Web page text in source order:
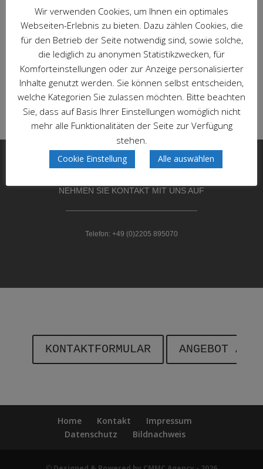
___________________________________________________________
___________________________________________________________
____________________
NEHMEN SIE KONTAKT MIT UNS AUF
Telefon: +49 (0)2205 895070
KONTAKTFORMULAR ANGEBOT
Home Kontakt
Impressum
Datenschutz
Bildnachweis
Wir verwenden Cookies, um Ihnen ein optimales
Webseiten-Erlebnis zu bieten. Dazu zählen Cookies, die
für den Betrieb der Seite notwendig sind, sowie solche,
die lediglich zu anonymen Statistikzwecken, für
Komforteinstellungen oder zur Anzeige personalisierter
Inhalte genutzt werden. Sie können selbst entscheiden,
welche Kategorien Sie zulassen möchten. Bitte beachten
Sie, dass auf Basis Ihrer Einstellungen womöglich nicht
mehr alle Funktionalitäten der Seite zur Verfügung
stehen.
Cookie Einstellung Alle auswählen